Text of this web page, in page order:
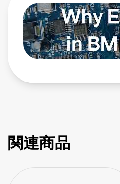
and how to apply EMI
https://bit.ly/4bEyhiY
関連商品